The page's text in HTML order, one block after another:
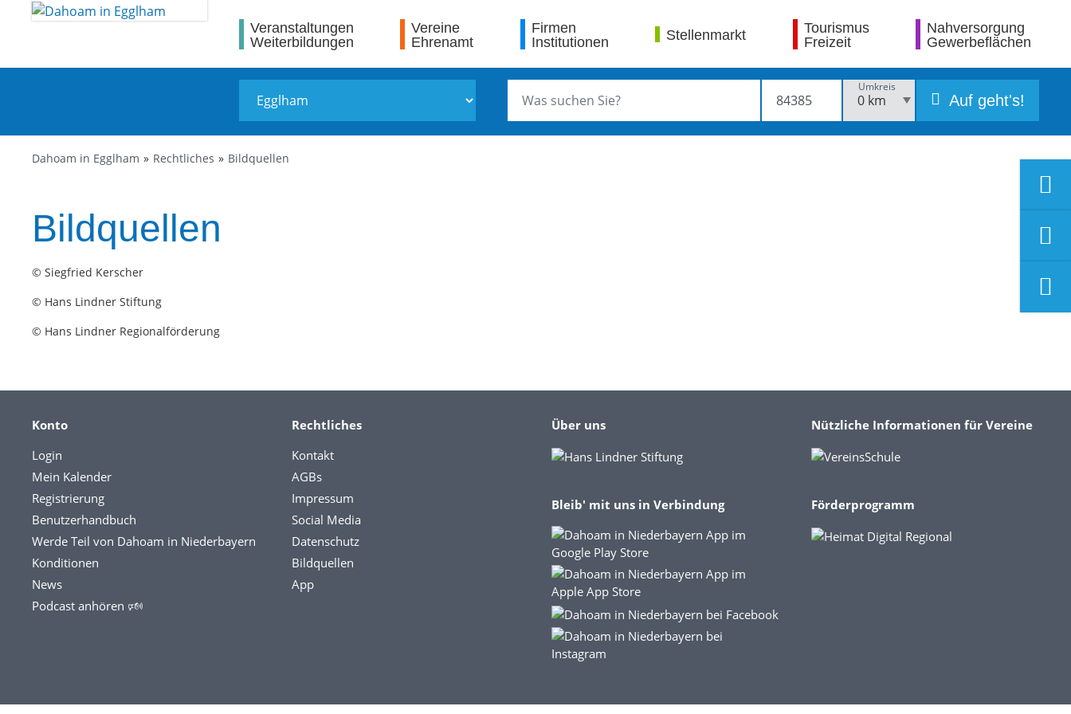
Veranstaltungen
Weiterbildungen
Vereine
Ehrenamt
Firmen
Institutionen
Stellenmarkt
Tourismus
Freizeit
Nahversorgung
Gewerbeflächen
Umkreis
Auf geht's!
Dahoam in Egglham Rechtliches Bildquellen
Bildquellen
© Siegfried Kerscher
© Hans Lindner Stiftung
© Hans Lindner Regionalförderung
Konto
Login
Mein Kalender
Registrierung
Benutzerhandbuch
Werde Teil von Dahoam in Niederbayern
Konditionen
News
Podcast anhören 🕬
Rechtliches
Kontakt
AGBs
Impressum
Social Media
Datenschutz
Bildquellen
App
Über uns
Bleib' mit uns in Verbindung
Nützliche Informationen für Vereine
Förderprogramm